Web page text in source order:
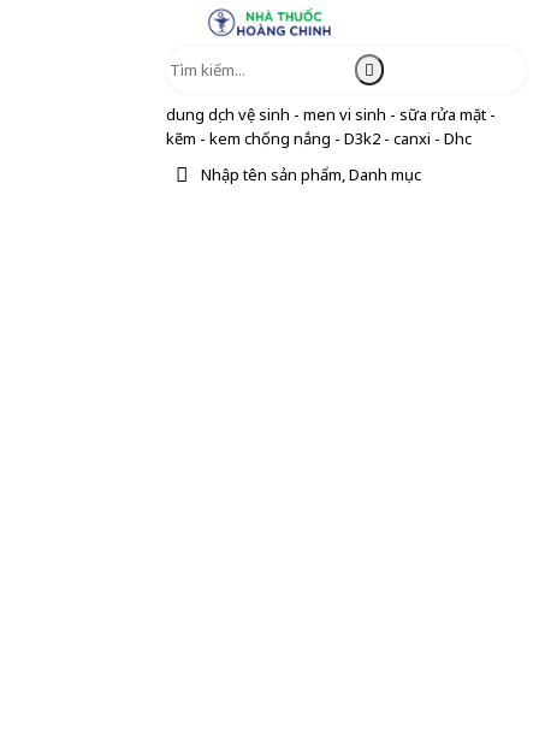
dung dịch vệ sinh - men vi sinh - sữa rửa mặt -
kẽm - kem chống nắng - D3k2 - canxi - Dhc
Nhập tên sản phẩm, Danh mục